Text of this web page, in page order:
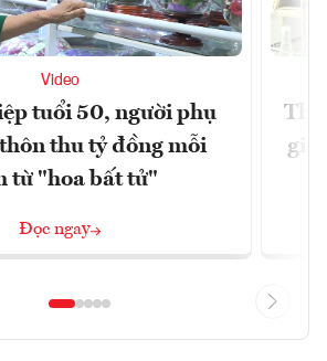
Video
tuổi 50, người phụ
thu tỷ đồng mỗi
từ "hoa bất tử"
Đọc ngay